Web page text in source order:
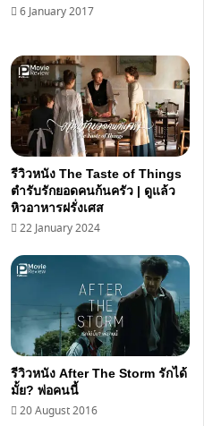
6 January 2017
รีวิวหนัง The Taste of Things
ตำรับรักยอดคนก้นครัว | ดูแล้ว
หิวอาหารฝรั่งเศส
22 January 2024
รีวิวหนัง After The Storm รักได้
มั้ย? พ่อคนนี้
20 August 2016